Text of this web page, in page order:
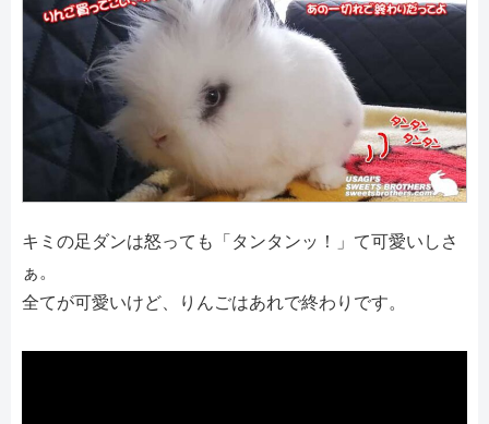
キミの足ダンは怒っても「タンタンッ！」て可愛いしさ
ぁ。
全てが可愛いけど、りんごはあれで終わりです。